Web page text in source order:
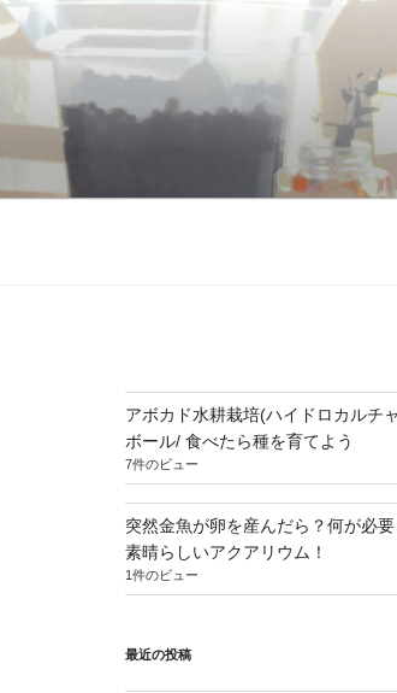
アボカド水耕栽培(ハイドロカルチ
ボール/ 食べたら種を育てよう
7件のビュー
突然金魚が卵を産んだら？何が必
素晴らしいアクアリウム！
1件のビュー
最近の投稿